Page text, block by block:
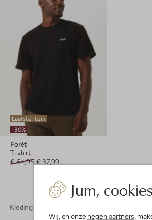
Jum,
Wij, en onze negen partners ,
Laatste item
-30%
Forét
T-shirt
€ 54,95 € 37,99
Kleding